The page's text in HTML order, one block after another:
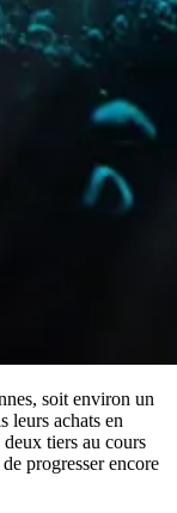
soit environ un
leurs achats en
tiers au cours
progresser encore